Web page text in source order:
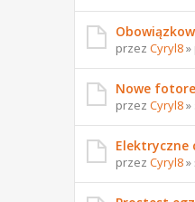
przez Cyryl8»
Nowe
przez Cyryl8
Elektryczne
przez Cyryl8»